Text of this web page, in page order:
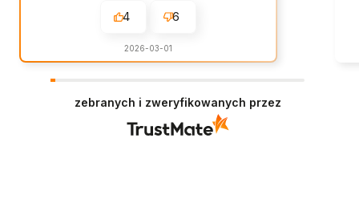
4 6
2026-03-01
zebranych i zweryfikowanych przez